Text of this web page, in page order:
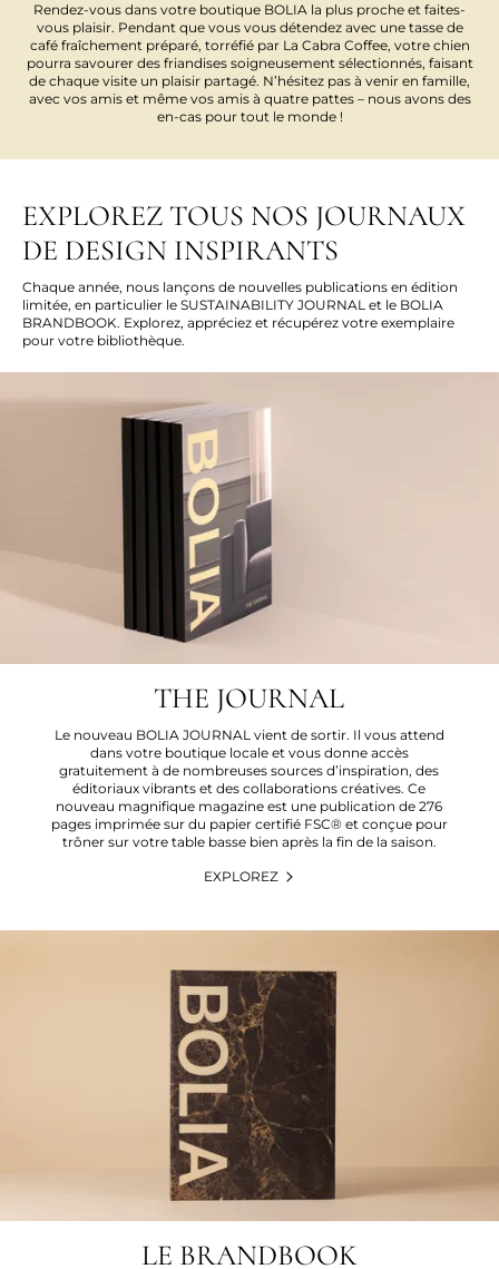
Rendez-vous dans votre boutique BOLIA la plus proche et faites-
vous plaisir. Pendant que vous vous détendez avec une tasse de
café fraîchement préparé, torréfié par La Cabra Coffee, votre chien
pourra savourer des friandises soigneusement sélectionnés, faisant
de chaque visite un plaisir partagé. N’hésitez pas à venir en famille,
avec vos amis et même vos amis à quatre pattes – nous avons des
en-cas pour tout le monde !
EXPLOREZ TOUS NOS JOURNAUX
DE DESIGN INSPIRANTS
Chaque année, nous lançons de nouvelles publications en édition
limitée, en particulier le SUSTAINABILITY JOURNAL et le BOLIA
BRANDBOOK. Explorez, appréciez et récupérez votre exemplaire
pour votre bibliothèque.
THE JOURNAL
Le nouveau BOLIA JOURNAL vient de sortir. Il vous attend
dans votre boutique locale et vous donne accès
gratuitement à de nombreuses sources d’inspiration, des
éditoriaux vibrants et des collaborations créatives. Ce
nouveau magnifique magazine est une publication de 276
pages imprimée sur du papier certifié FSC® et conçue pour
trôner sur votre table basse bien après la fin de la saison.
EXPLOREZ
LE BRANDBOOK